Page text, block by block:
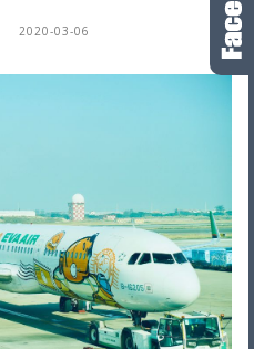
2020-03-06